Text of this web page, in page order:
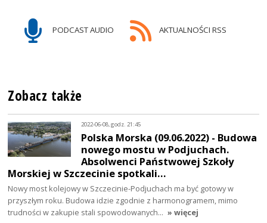
PODCAST AUDIO AKTUALNOŚCI RSS
Zobacz także
2022-06-08, godz. 21:45
Polska Morska (09.06.2022) - Budowa
nowego mostu w Podjuchach.
Absolwenci Państwowej Szkoły
Morskiej w Szczecinie spotkali…
Nowy most kolejowy w Szczecinie-Podjuchach ma być gotowy w
przyszłym roku. Budowa idzie zgodnie z harmonogramem, mimo
trudności w zakupie stali spowodowanych… » więcej